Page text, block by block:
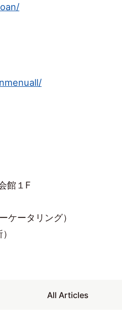
館１F
ータリング）
All Articles